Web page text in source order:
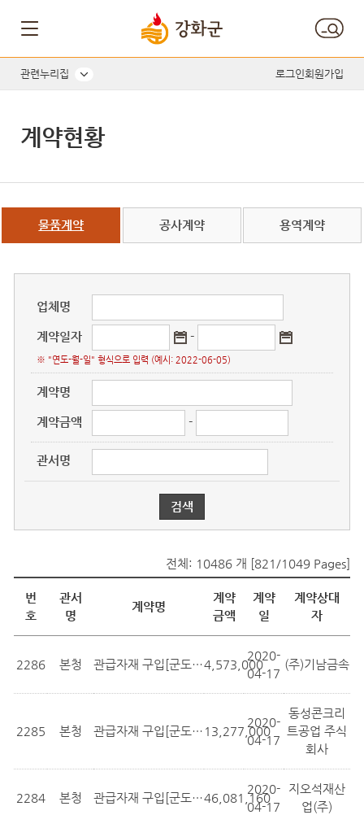
관련누리집 로그인회원가입
계약현황
물품계약 공사계약 용역계약
업체명
계약일자
※ "연도-월-일" 형식으로 입력 (예시: 2022-06-05)
-
계약명
계약금액 -
관서명
전체: 10486 개 [821/1049 Pages]
번
호
관서
명
계약명
계약
금액
계약
일
계약상대
자
2286 본청 관급자재 구입[군도18호선(덕포리~문산...4,573,000
2020-
04-17
(주)기남금속
2285 본청 관급자재 구입[군도18호선(덕포리~문산... 13,277,000
2020-
04-17
동성콘크리
트공업 주식
회사
2284 본청 관급자재 구입[군도18호선(덕포리~문산...46,081,160
2020-
04-17
지오석재산
업(주)